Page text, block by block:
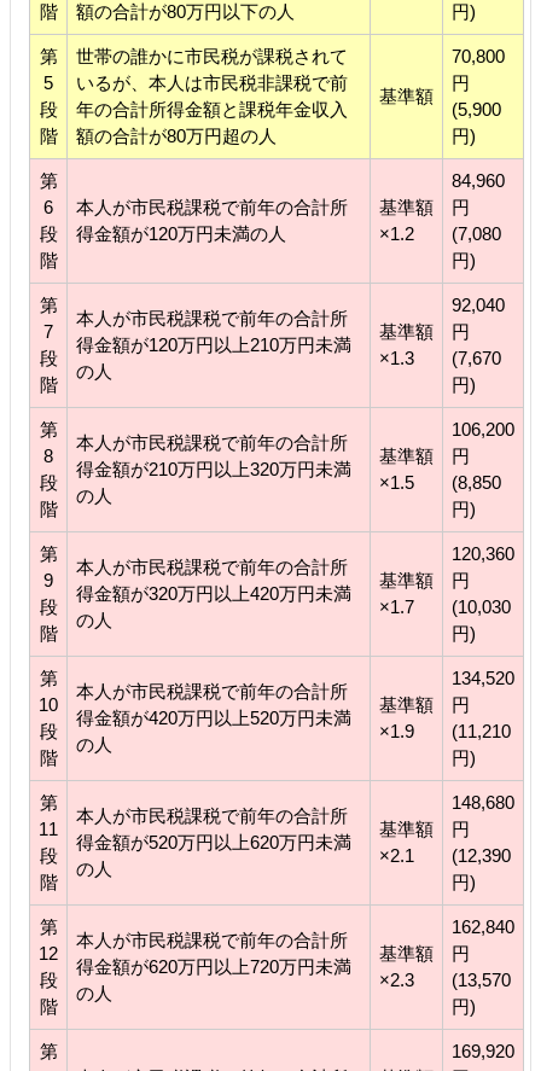
階
額の合計が80万円以下の人
円)
第
5
段
階
世帯の誰かに市民税が課税されて
いるが、本人は市民税非課税で前
年の合計所得金額と課税年金収入
額の合計が80万円超の人
基準額
70,800
円
(5,900
円)
第
6
段
階
本人が市民税課税で前年の合計所
得金額が120万円未満の人
基準額
×1.2
84,960
円
(7,080
円)
第
7
段
階
本人が市民税課税で前年の合計所
得金額が120万円以上210万円未満
の人
基準額
×1.3
92,040
円
(7,670
円)
第
8
段
階
本人が市民税課税で前年の合計所
得金額が210万円以上320万円未満
の人
基準額
×1.5
106,200
円
(8,850
円)
第
9
段
階
本人が市民税課税で前年の合計所
得金額が320万円以上420万円未満
の人
基準額
×1.7
120,360
円
(10,030
円)
第
10
段
階
本人が市民税課税で前年の合計所
得金額が420万円以上520万円未満
の人
基準額
×1.9
134,520
円
(11,210
円)
第
11
段
階
本人が市民税課税で前年の合計所
得金額が520万円以上620万円未満
の人
基準額
×2.1
148,680
円
(12,390
円)
第
12
段
階
本人が市民税課税で前年の合計所
得金額が620万円以上720万円未満
の人
基準額
×2.3
162,840
円
(13,570
円)
第
169,920